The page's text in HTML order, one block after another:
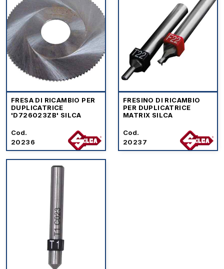
FRESA DI RICAMBIO PER
DUPLICATRICE
'D726023ZB' SILCA
Cod.
20236
FRESINO DI RICAMBIO
PER DUPLICATRICE
MATRIX SILCA
Cod.
20237